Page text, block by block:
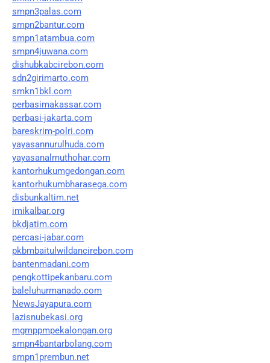
smpn3palas.com
smpn2bantur.com
smpn1atambua.com
smpn4juwana.com
dishubkabcirebon.com
sdn2girimarto.com
smkn1bkl.com
perbasimakassar.com
perbasi-jakarta.com
bareskrim-polri.com
yayasannurulhuda.com
yayasanalmuthohar.com
kantorhukumgedongan.com
kantorhukumbharasega.com
disbunkaltim.net
imikalbar.org
bkdjatim.com
percasi-jabar.com
pkbmbaitulwildancirebon.com
bantenmadani.com
pengkottipekanbaru.com
baleluhurmanado.com
NewsJayapura.com
lazisnubekasi.org
mgmppmpekalongan.org
smpn4bantarbolang.com
smpn1prembun.net